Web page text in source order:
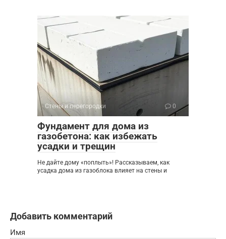
Стены и перегородки 0
Фундамент для дома из
газобетона: как избежать
усадки и трещин
Не дайте дому «поплыть»! Рассказываем, как
усадка дома из газоблока влияет на стены и
Добавить комментарий
Имя